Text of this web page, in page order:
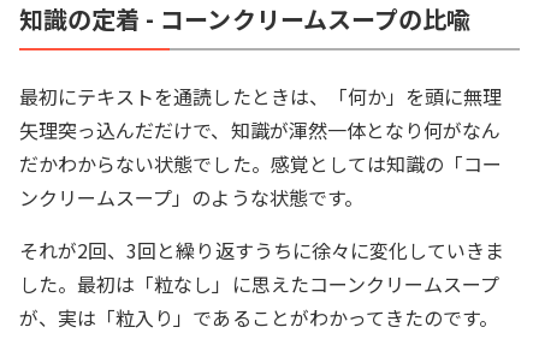
知識の定着 - コーンクリームスープの比喩
最初にテキストを通読したときは、「何か」を頭に無理
矢理突っ込んだだけで、知識が渾然一体となり何がなん
だかわからない状態でした。感覚としては知識の「コー
ンクリームスープ」のような状態です。
それが2回、3回と繰り返すうちに徐々に変化していきま
した。最初は「粒なし」に思えたコーンクリームスープ
が、実は「粒入り」であることがわかってきたのです。